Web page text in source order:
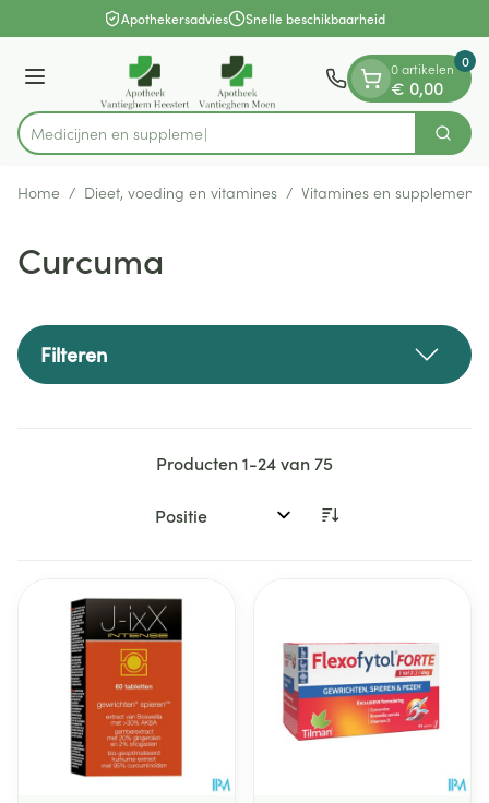
Ga naar de inhoudApothekersadvies Snelle beschikbaarheid
Menu
Product, merk, categorie...
Me Zoek
0 artikelen
€ 0,00
0
Home / Dieet, voeding en vitamines / Vitamines en
Curcuma
Filteren
Producten1-24van75
Sorteer op: